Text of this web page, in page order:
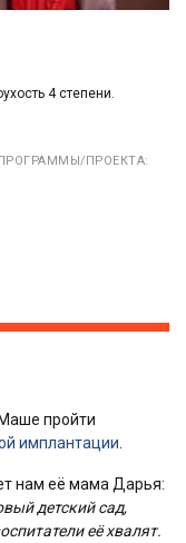
4 степени.
ПРОЕКТА:
пройти
имплантации
нам её мама Дарья:
детский сад,
её хвалят.